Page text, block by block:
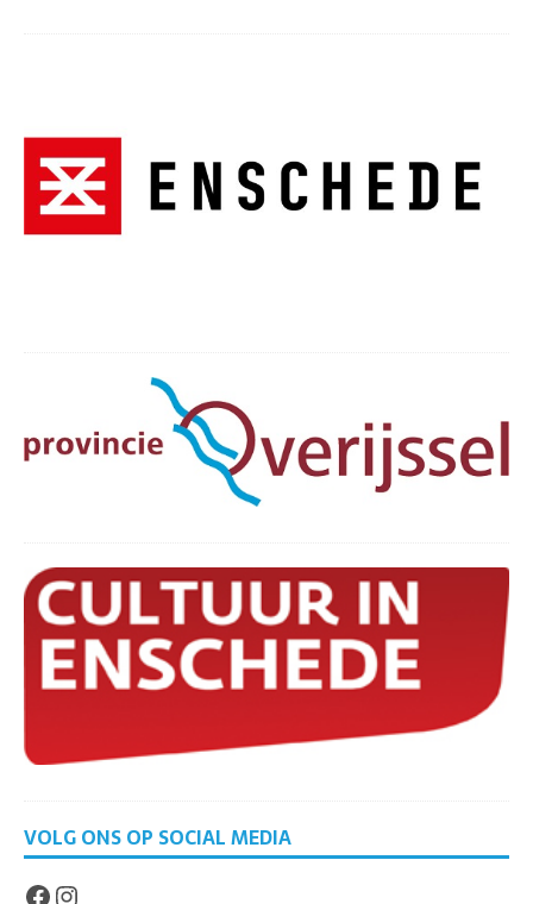
VOLG ONS OP SOCIAL MEDIA